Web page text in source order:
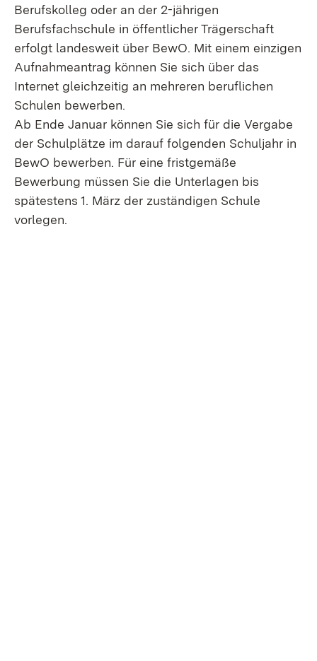
Berufskolleg oder an der 2-jährigen
Berufsfachschule in öffentlicher Trägerschaft
erfolgt landesweit über BewO. Mit einem einzigen
Aufnahmeantrag können Sie sich über das
Internet gleichzeitig an mehreren beruflichen
Schulen bewerben.
Ab Ende Januar können Sie sich für die Vergabe
der Schulplätze im darauf folgenden Schuljahr in
BewO bewerben. Für eine fristgemäße
Bewerbung müssen Sie die Unterlagen bis
spätestens 1. März der zuständigen Schule
vorlegen.